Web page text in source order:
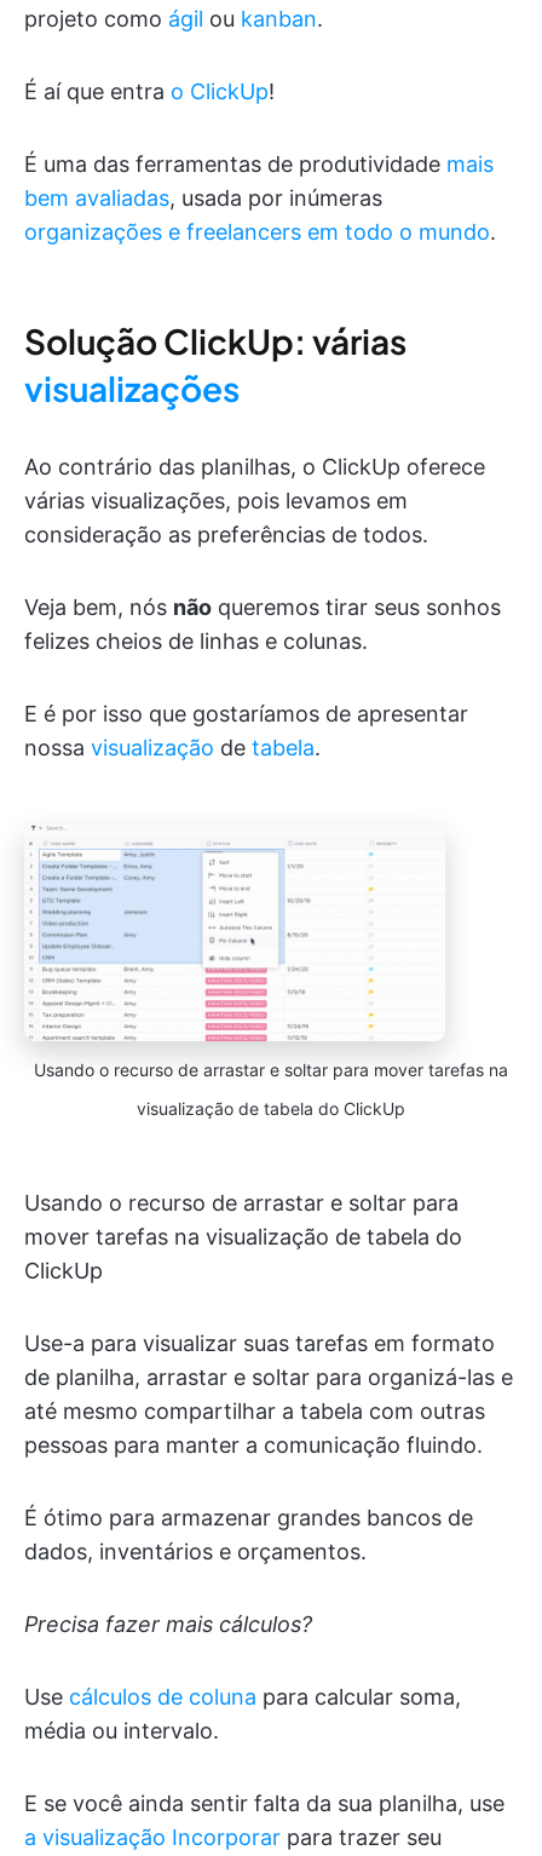
projeto como ágil ou kanban.
É aí que entra o ClickUp!
É uma das ferramentas de produtividade mais
bem avaliadas, usada por inúmeras
organizações e freelancers em todo o mundo.
Solução ClickUp: várias
visualizações
Ao contrário das planilhas, o ClickUp oferece
várias visualizações, pois levamos em
consideração as preferências de todos.
Veja bem, nós não queremos tirar seus sonhos
felizes cheios de linhas e colunas.
E é por isso que gostaríamos de apresentar
nossa visualização de tabela.
Usando o recurso de arrastar e soltar para mover tarefas na
visualização de tabela do ClickUp
Usando o recurso de arrastar e soltar para
mover tarefas na visualização de tabela do
ClickUp
Use-a para visualizar suas tarefas em formato
de planilha, arrastar e soltar para organizá-las e
até mesmo compartilhar a tabela com outras
pessoas para manter a comunicação fluindo.
É ótimo para armazenar grandes bancos de
dados, inventários e orçamentos.
Precisa fazer mais cálculos?
Use cálculos de coluna para calcular soma,
média ou intervalo.
E se você ainda sentir falta da sua planilha, use
a visualização Incorporar para trazer seu